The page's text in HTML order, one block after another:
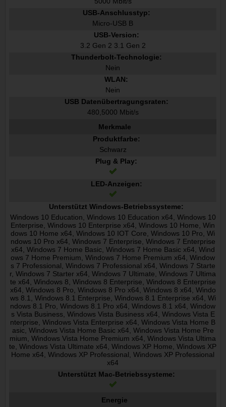
USB-Anschlusstyp:
Micro-USB B
USB-Version:
3.2 Gen 2 3.1 Gen 2
Thunderbolt-Technologie:
Nein
WLAN:
Nein
USB Datenübertragungsraten:
480,5000 Mbit/s
Merkmale
Produktfarbe:
Schwarz
Plug & Play:
LED-Anzeigen:
Unterstützt Windows-Betriebssysteme:
Windows 10 Education, Windows 10 Education x64, Windows 10
Enterprise, Windows 10 Enterprise x64, Windows 10 Home, Win
dows 10 Home x64, Windows 10 IOT Core, Windows 10 Pro, Wi
ndows 10 Pro x64, Windows 7 Enterprise, Windows 7 Enterprise
x64, Windows 7 Home Basic, Windows 7 Home Basic x64, Wind
ows 7 Home Premium, Windows 7 Home Premium x64, Window
s 7 Professional, Windows 7 Professional x64, Windows 7 Starte
r, Windows 7 Starter x64, Windows 7 Ultimate, Windows 7 Ultima
te x64, Windows 8, Windows 8 Enterprise, Windows 8 Enterprise
x64, Windows 8 Pro, Windows 8 Pro x64, Windows 8 x64, Windo
ws 8.1, Windows 8.1 Enterprise, Windows 8.1 Enterprise x64, Wi
ndows 8.1 Pro, Windows 8.1 Pro x64, Windows 8.1 x64, Window
s Vista Business, Windows Vista Business x64, Windows Vista E
nterprise, Windows Vista Enterprise x64, Windows Vista Home B
asic, Windows Vista Home Basic x64, Windows Vista Home Pre
mium, Windows Vista Home Premium x64, Windows Vista Ultima
te, Windows Vista Ultimate x64, Windows XP Home, Windows XP
Home x64, Windows XP Professional, Windows XP Professional
x64
Unterstützt Mac-Betriebssysteme:
Energie